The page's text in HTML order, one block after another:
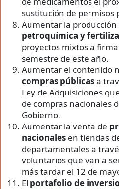
sustitución de permisos
Aumentar la producción
petroquímica y
proyectos mixtos a
semestre de este año.
Aumentar el contenido
compras públicasa
Ley de Adquisiciones
de compras nacionales
Gobierno.
Aumentar la venta de
nacionales en tiendas
departamentales a
voluntarios que van a
más tardar el 12 de
El portafolio de